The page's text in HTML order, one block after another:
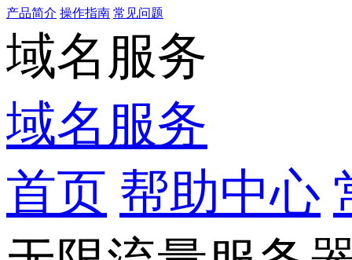
产品简介 操作指南 常见问题
域名服务
域名服务
首页 帮助中心